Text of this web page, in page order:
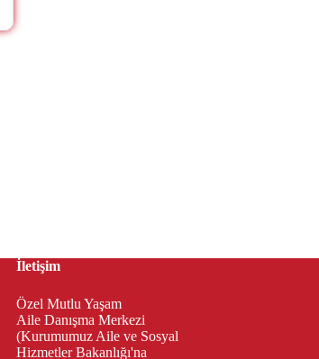
İletişim
Özel Mutlu Yaşam
Aile Danışma Merkezi
(Kurumumuz Aile ve Sosyal
Hizmetler Bakanlığı'na